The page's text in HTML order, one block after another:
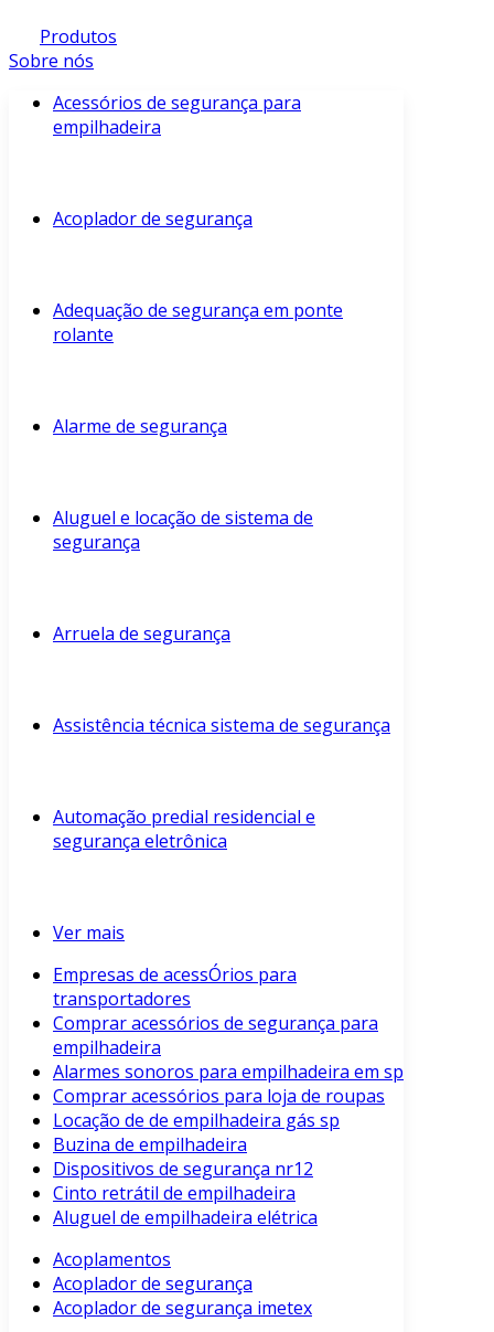
Produtos
Sobre nós
Acessórios de segurança para
empilhadeira
Acoplador de segurança
Adequação de segurança em ponte
rolante
Alarme de segurança
Aluguel e locação de sistema de
segurança
Arruela de segurança
Assistência técnica sistema de segurança
Automação predial residencial e
segurança eletrônica
Ver mais
Empresas de acessÓrios para
transportadores
Comprar acessórios de segurança para
empilhadeira
Alarmes sonoros para empilhadeira em sp
Comprar acessórios para loja de roupas
Locação de de empilhadeira gás sp
Buzina de empilhadeira
Dispositivos de segurança nr12
Cinto retrátil de empilhadeira
Aluguel de empilhadeira elétrica
Acoplamentos
Acoplador de segurança
Acoplador de segurança imetex